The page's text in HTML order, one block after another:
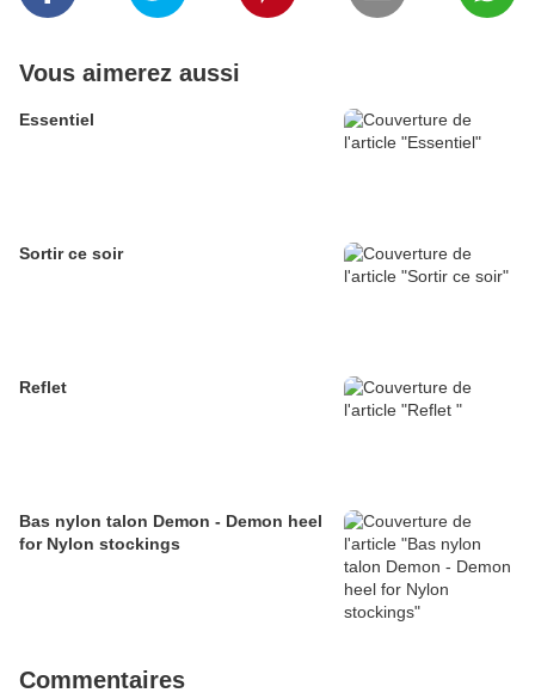
Vous aimerez aussi
Essentiel
Sortir ce soir
Reflet
Bas nylon talon Demon - Demon heel
for Nylon stockings
Commentaires